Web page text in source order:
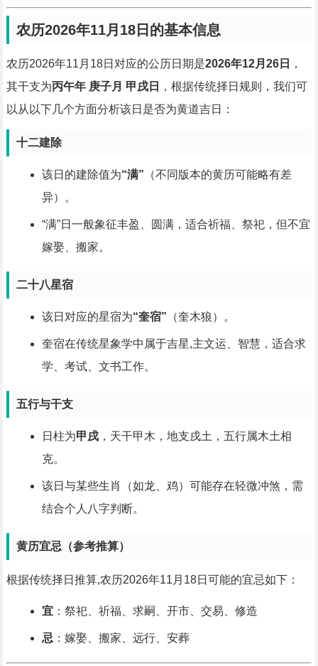
农历2026年11月18日的基本信息
农历2026年11月18日对应的公历日期是2026年12月26日
，
其干支为丙午年 庚子月 甲戌日
，根据传统择日规则，我们可
以从以下几个方面分析该日是否为黄道吉日：
十二建除
该日的建除值为“满” （不同版本的黄历可能略有差
异）。
“满”日一般象征丰盈、圆满，适合祈福、祭祀，但不宜
嫁娶、搬家。
二十八星宿
该日对应的星宿为“奎宿” （奎木狼）。
奎宿在传统星象学中属于吉星,主文运、智慧，适合求
学、考试、文书工作。
五行与干支
日柱为甲戌，天干甲木，地支戌土，五行属木土相
克。
该日与某些生肖（如龙、鸡）可能存在轻微冲煞，需
结合个人八字判断。
黄历宜忌（参考推算）
根据传统择日推算,农历2026年11月18日可能的宜忌如下：
宜：祭祀、祈福、求嗣、开市、交易、修造
忌：嫁娶、搬家、远行、安葬